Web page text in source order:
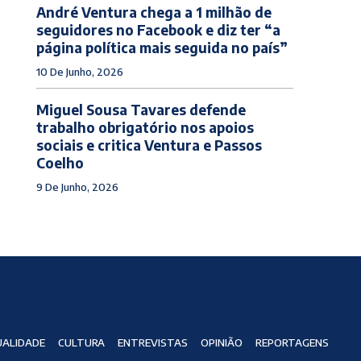
André Ventura chega a 1 milhão de
seguidores no Facebook e diz ter “a
página política mais seguida no país”
10 De Junho, 2026
Miguel Sousa Tavares defende
trabalho obrigatório nos apoios
sociais e critica Ventura e Passos
Coelho
9 De Junho, 2026
CULTURA ENTREVISTAS OPINIÃO
REPORTAGENS